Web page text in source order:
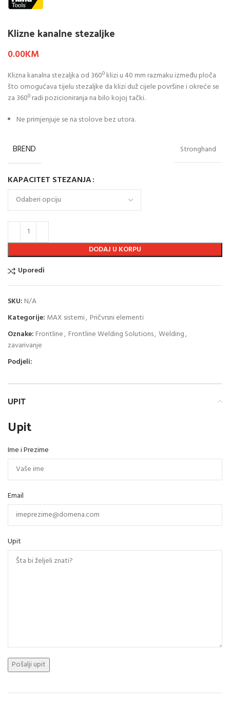
Klizne kanalne stezaljke
0.00KM
Klizna kanalna stezaljka od 360º klizi u 40 mm razmaku između ploča
što omogućava tijelu stezaljke da klizi duž cijele površine i okreće se
za 360º radi pozicioniranja na bilo kojoj tački.
Ne primjenjuje se na stolove bez utora.
BREND Stronghand
KAPACITET STEZANJA
DODAJ U KORPU
Uporedi
SKU: N/A
Kategorije: MAX sistemi, Pričvrsni elementi
Oznake: Frontline, Frontline Welding Solutions, Welding,
zavarivanje
Podjeli:
UPIT
Upit
Ime i Prezime
Email
Upit